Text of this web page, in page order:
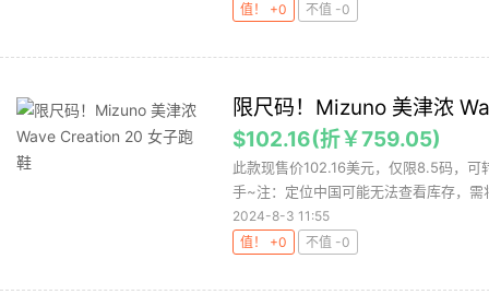
值！ +0
不值 -0
限尺码！Mizuno 美津浓
$102.16(折￥759.05)
此款现售价102.16美元，仅限8.5码，
手~注：定位中国可能无法查看库存，
2024-8-3 11:55
值！ +0
不值 -0